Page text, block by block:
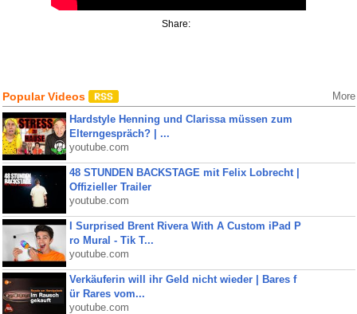
Share:
Popular Videos More
Hardstyle Henning und Clarissa müssen zum
Elterngespräch? | ...
youtube.com
48 STUNDEN BACKSTAGE mit Felix Lobrecht |
Offizieller Trailer
youtube.com
I Surprised Brent Rivera With A Custom iPad P
ro Mural - Tik T...
youtube.com
Verkäuferin will ihr Geld nicht wieder | Bares f
ür Rares vom...
youtube.com